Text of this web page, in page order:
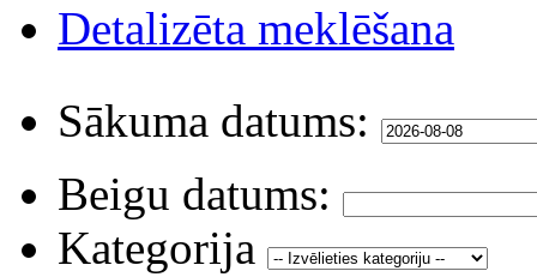
Detalizēta meklēšana
Sākuma datums:
Beigu datums:
Kategorija